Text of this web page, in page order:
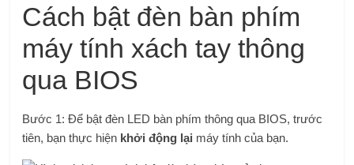
Cách bật đèn bàn phím
máy tính xách tay thông
qua BIOS
Bước 1: Để bật đèn LED bàn phím thông qua BIOS, trước
tiên, bạn thực hiện khởi động lại máy tính của bạn.